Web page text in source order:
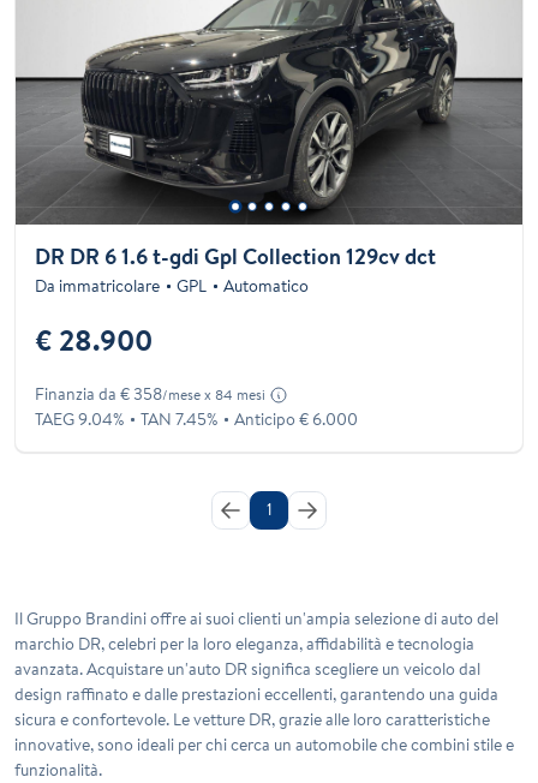
DR DR 6 1.6 t-gdi Gpl Collection 129cv dct
Da immatricolare GPL Automatico
€ 28.900
Finanzia da € 358/mese x 84 mesi
TAEG 9.04% TAN 7.45% Anticipo € 6.000
1
Il Gruppo Brandini offre ai suoi clienti un'ampia selezione di auto del
marchio DR, celebri per la loro eleganza, affidabilità e tecnologia
avanzata. Acquistare un'auto DRsignifica scegliere un veicolo dal
design raffinato e dalle prestazioni eccellenti, garantendo una guida
sicura e confortevole. Le vetture DR, grazie alle loro caratteristiche
innovative, sono ideali per chi cerca un automobile che combini stile e
funzionalità.